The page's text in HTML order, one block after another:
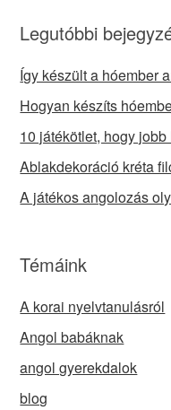
Legutóbbi
Így készült a hóember
Hogyan készíts
10 játékötlet, hogy
Ablakdekoráció kréta
A játékos angolozás
Témáink
A korai nyelvtanulásról
Angol babáknak
angol gyerekdalok
blog